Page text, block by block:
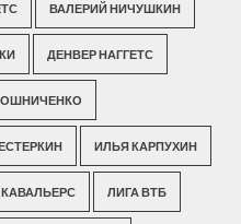
ВАЛЕРИЙ НИЧУШКИН
ДЕНВЕР НАГГЕТС
ИЛЬЯ КАРПУХИН
ЛИГА ВТБ